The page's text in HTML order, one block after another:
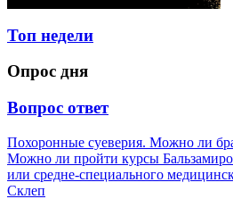
Топ недели
Опрос дня
Вопрос ответ
Похоронные суеверия. Можно ли
Можно ли пройти курсы
или средне-специального
Склеп